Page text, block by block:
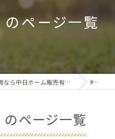
ページ一覧
広島県広島市を中心の不動産売買なら中日ホーム販売有限会社 #広島
ページ一覧